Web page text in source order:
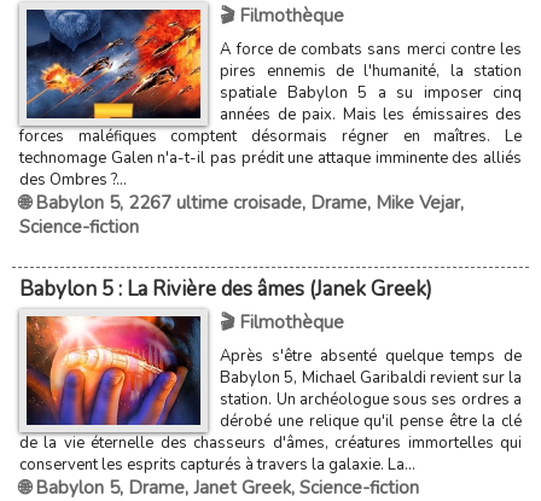
🎬 Filmothèque
A force de combats sans merci contre les
pires ennemis de l'humanité, la station
spatiale Babylon 5 a su imposer cinq
années de paix. Mais les émissaires des
forces maléfiques comptent désormais régner en maîtres. Le
technomage Galen n'a-t-il pas prédit une attaque imminente des alliés
des Ombres ?...
🌐 Babylon 5, 2267 ultime croisade, Drame, Mike Vejar,
Science-fiction
Babylon 5 : La Rivière des âmes (Janek Greek)
🎬 Filmothèque
Après s'être absenté quelque temps de
Babylon 5, Michael Garibaldi revient sur la
station. Un archéologue sous ses ordres a
dérobé une relique qu'il pense être la clé
de la vie éternelle des chasseurs d'âmes, créatures immortelles qui
conservent les esprits capturés à travers la galaxie. La...
🌐 Babylon 5, Drame, Janet Greek, Science-fiction